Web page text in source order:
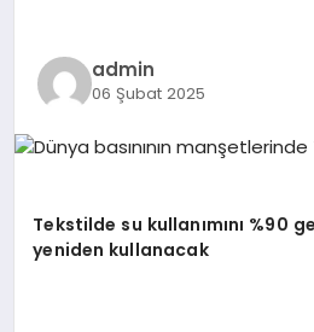
EKONOMI
SIYASET
MAGAZIN
admin
06 Şubat 2025
Tekstilde su kullanımını %90
yeniden kullanacak